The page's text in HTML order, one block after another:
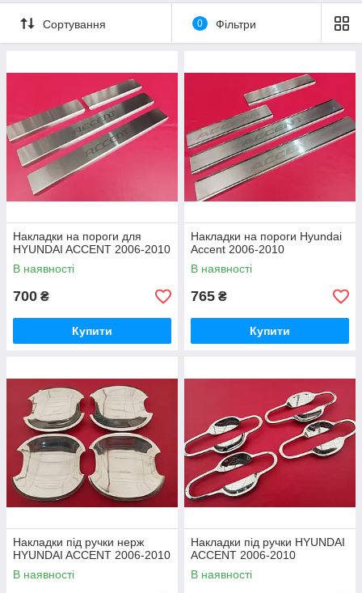
Сортування 0 Фільтри
Накладки на пороги для
HYUNDAI ACCENT 2006-2010
В наявності
700 ₴
Купити
Накладки на пороги Hyundai
Accent 2006-2010
В наявності
765 ₴
Купити
Накладки під ручки нерж
HYUNDAI ACCENT 2006-2010
В наявності
Накладки під ручки HYUNDAI
ACCENT 2006-2010
В наявності